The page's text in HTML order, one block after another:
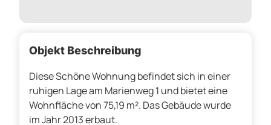
Objekt Beschreibung
Diese Schöne Wohnung befindet sich in einer
ruhigen Lage am Marienweg 1 und bietet eine
Wohnfläche von 75,19 m². Das Gebäude wurde
im Jahr 2013 erbaut.